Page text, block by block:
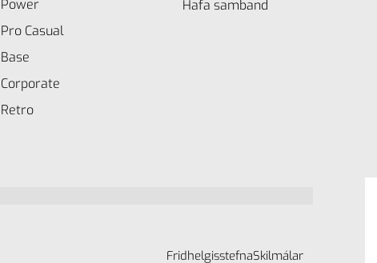
Power
Pro Casual
Base
Corporate
Retro
Hafa samband
FridhelgisstefnaSkilmálar